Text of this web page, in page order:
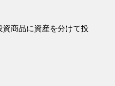
商品に資産を分けて投